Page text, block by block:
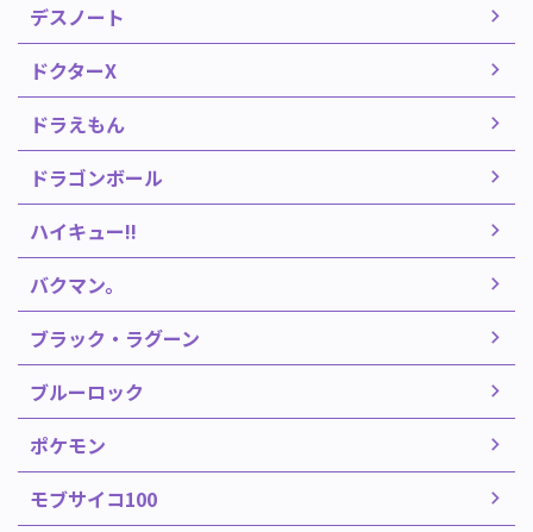
デスノート
ドクターX
ドラえもん
ドラゴンボール
ハイキュー!!
バクマン。
ブラック・ラグーン
ブルーロック
ポケモン
モブサイコ100